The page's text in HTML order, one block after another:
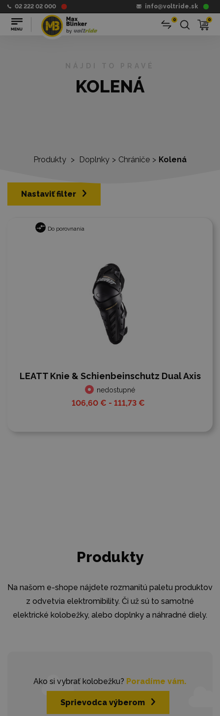
02 222 02 000 info@voltride.sk
0 0
Produkty > Doplnky > Chrániče > Kolená
KOLENÁ
Nastaviť filter
Do porovnania
LEATT Knie & Schienbeinschutz Dual Axis
nedostupné
106,60 € - 111,73 €
Produkty
Na našom e-shope nájdete rozmanitú paletu produktov
z odvetvia elektromibility. Či už sú to samotné
elektrické kolobežky, alebo doplnky a náhradné diely.
Ako si vybrať kolobežku? Poradíme vám.
Sprievodca výberom